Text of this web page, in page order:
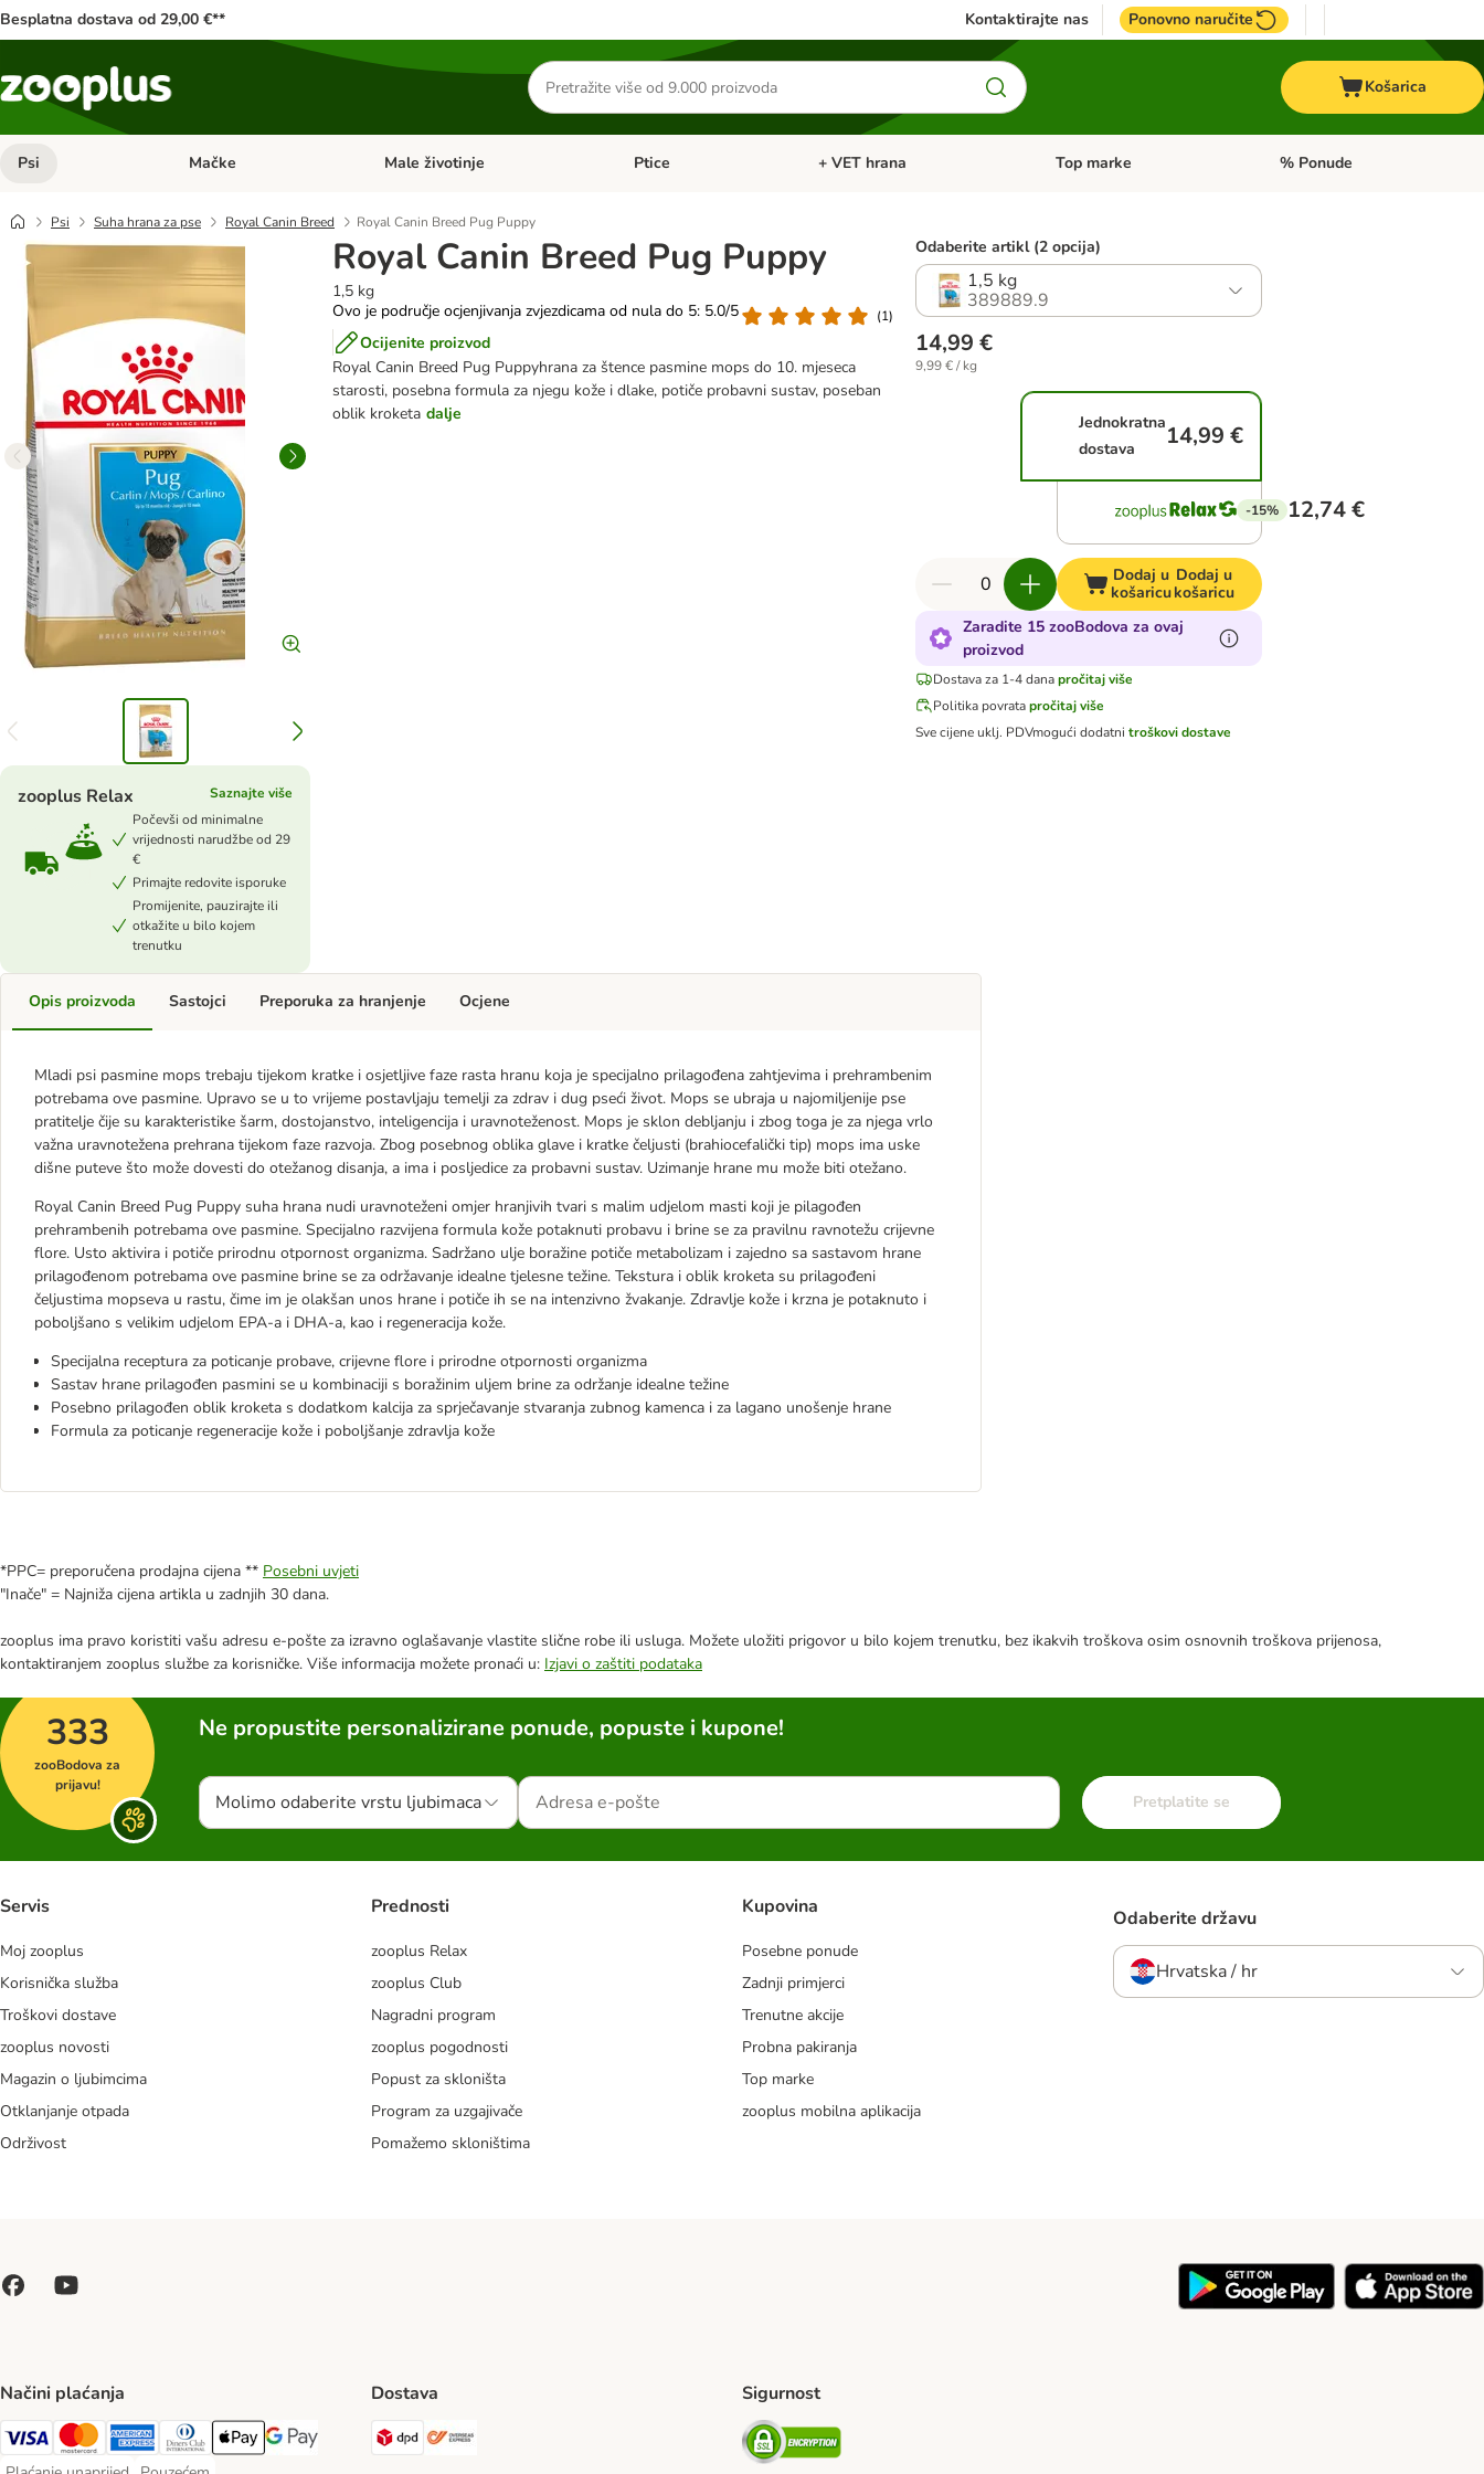
Besplatna dostava od 29,00 €** Kontaktirajte nas Ponovno naručite
Traži
proizvode
Košarica
Psi Pregled kategorija: Psi
Mačke Pregled kategorija: Mačke
Male životinje Pregled kategorija: Male životinje
Ptice Pregled kategorija: Ptice
+ VET hrana Pregled kategorija: + VET hrana
Top marke Pregled kategorija: Top marke
% Ponude
Psi Suha hrana za pse Royal Canin Breed Royal Canin Breed Pug Puppy
Royal Canin Breed Pug Puppy
1,5 kg
Ovo je područje ocjenjivanja zvjezdicama od nula do 5: 5.0/5
(1)
Ocijenite proizvod
Royal Canin Breed Pug Puppyhrana za štence pasmine mops do 10. mjeseca
starosti, posebna formula za njegu kože i dlake, potiče probavni sustav, poseban
oblik kroketa dalje
zooplus Relax
Saznajte više
Počevši od minimalne
vrijednosti narudžbe od 29
€
Primajte redovite isporuke
Promijenite, pauzirajte ili
otkažite u bilo kojem
trenutku
Odaberite artikl (2 opcija)
1,5 kg
389889.9
14,99 €
9,99 € / kg
Jednokratna
dostava
14,99 €
-15% 12,74 €
Dodaj u
košaricu
Dodaj u
košaricu
Zaradite 15 zooBodova za ovaj
proizvod
Dostava za 1-4 danapročitaj više
Politika povratapročitaj više
Sve cijene uklj. PDVmogući dodatnitroškovi dostave
Opis proizvoda
Mladi psi pasmine mops trebaju tijekom kratke i osjetljive faze rasta hranu koja je specijalno prilagođena zahtjevima i prehrambenim
potrebama ove pasmine. Upravo se u to vrijeme postavljaju temelji za zdrav i dug pseći život. Mops se ubraja u najomiljenije pse
pratitelje čije su karakteristike šarm, dostojanstvo, inteligencija i uravnoteženost. Mops je sklon debljanju i zbog toga je za njega vrlo
važna uravnotežena prehrana tijekom faze razvoja. Zbog posebnog oblika glave i kratke čeljusti (brahiocefalički tip) mops ima uske
dišne ​​puteve što može dovesti do otežanog disanja, a ima i posljedice za probavni sustav. Uzimanje hrane mu može biti otežano.
Royal Canin Breed Pug Puppy suha hrana nudi uravnoteženi omjer hranjivih tvari s malim udjelom masti koji je pilagođen
prehrambenih potrebama ove pasmine. Specijalno razvijena formula kože potaknuti probavu i brine se za pravilnu ravnotežu crijevne
flore. Usto aktivira i potiče prirodnu otpornost organizma. Sadržano ulje boražine potiče metabolizam i zajedno sa sastavom hrane
prilagođenom potrebama ove pasmine brine se za održavanje idealne tjelesne težine. Tekstura i oblik kroketa su prilagođeni
čeljustima mopseva u rastu, čime im je olakšan unos hrane i potiče ih se na intenzivno žvakanje. Zdravlje kože i krzna je potaknuto i
poboljšano s velikim udjelom EPA-a i DHA-a, kao i regeneracija kože.
Specijalna receptura za poticanje probave, crijevne flore i prirodne otpornosti organizma
Sastav hrane prilagođen pasmini se u kombinaciji s boražinim uljem brine za održanje idealne težine
Posebno prilagođen oblik kroketa s dodatkom kalcija za sprječavanje stvaranja zubnog kamenca i za lagano unošenje hrane
Formula za poticanje regeneracije kože i poboljšanje zdravlja kože
Sastojci Preporuka za hranjenje Ocjene
*PPC= preporučena prodajna cijena ** Posebni uvjeti
"Inače" = Najniža cijena artikla u zadnjih 30 dana.
zooplus ima pravo koristiti vašu adresu e-pošte za izravno oglašavanje vlastite slične robe ili usluga. Možete uložiti prigovor u bilo kojem trenutku, bez ikakvih troškova osim osnovnih troškova prijenosa,
kontaktiranjem zooplus službe za korisničke. Više informacija možete pronaći u: Izjavi o zaštiti podataka
333
zooBodova za
prijavu!
Ne propustite personalizirane ponude, popuste i kupone!
Molimo odaberite vrstu ljubimaca Pretplatite se
Servis
Moj zooplus
Korisnička služba
Troškovi dostave
zooplus novosti
Magazin o ljubimcima
Otklanjanje otpada
Održivost
Prednosti
zooplus Relax
zooplus Club
Nagradni program
zooplus pogodnosti
Popust za skloništa
Program za uzgajivače
Pomažemo skloništima
Kupovina
Posebne ponude
Zadnji primjerci
Trenutne akcije
Probna pakiranja
Top marke
zooplus mobilna aplikacija
Odaberite državu
Hrvatska / hr
Načini plaćanja
Visa Payment Method
MasterCard Payment Method
American Express Payment Method
Diners Club Payment Method
Payment MethodGoogle pay Payment Method
Dostava
DPD Shipping Method
Sigurnost
Security